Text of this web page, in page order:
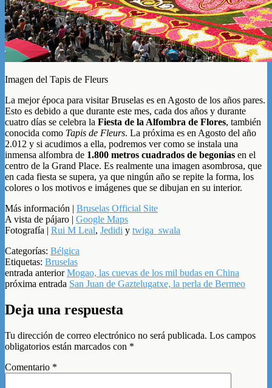
Imagen del Tapis de Fleurs
La mejor época para visitar Bruselas es en Agosto de los años pares.
Esto es debido a que durante este mes, cada dos años y durante
cuatro días se celebra la Fiesta de la Alfombra de Flores, también
conocida como Tapis de Fleurs. La próxima es en Agosto del año
2.012 y si acudimos a ella, podremos ver como se instala una
inmensa alfombra de 1.800 metros cuadrados de begonias en el
centro de la Grand Place. Es realmente una imagen asombrosa, que
en cada fiesta se supera, ya que ningún año se repite la forma, los
colores o los motivos e imágenes que se dibujan en su interior.
Más información | Bruselas Official Site
A vista de pájaro | Google Maps
Fotografía | Rui M Leal, Jedidi y twiga_swala
Categorías: Bélgica
Etiquetas: Bruselas
entrada anteriorMogao, las cuevas de los mil budas en China
próxima entrada San Juan de Gaztelugatxe, la perla de Bermeo
Deja una respuesta
Tu dirección de correo electrónico no será publicada. Los campos
obligatorios están marcados con *
Comentario *